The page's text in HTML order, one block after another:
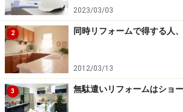
らうようにしましょう。
スケルトンリフォームがで
い）場合も
2×4（ツーバイフォー）やプレハブ工
2023/03/03
2 同時リフォームで得する人
2012/03/13
3 無駄遣いリフォームはショ